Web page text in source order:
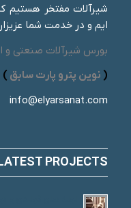
شیرآلات مفتخر هستیم
ایم و در خدمت شما
بورس شیرآلات صنعتی و
( نوین پترو پارت سابق )
info@elyarsanat.com
PROJECTS